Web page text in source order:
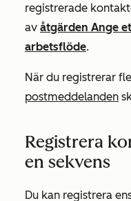
registrerade
av åtgärden Ange
arbetsflöde.
När du registrerar
postmeddelanden
Registrera
en sekvens
Du kan registrera